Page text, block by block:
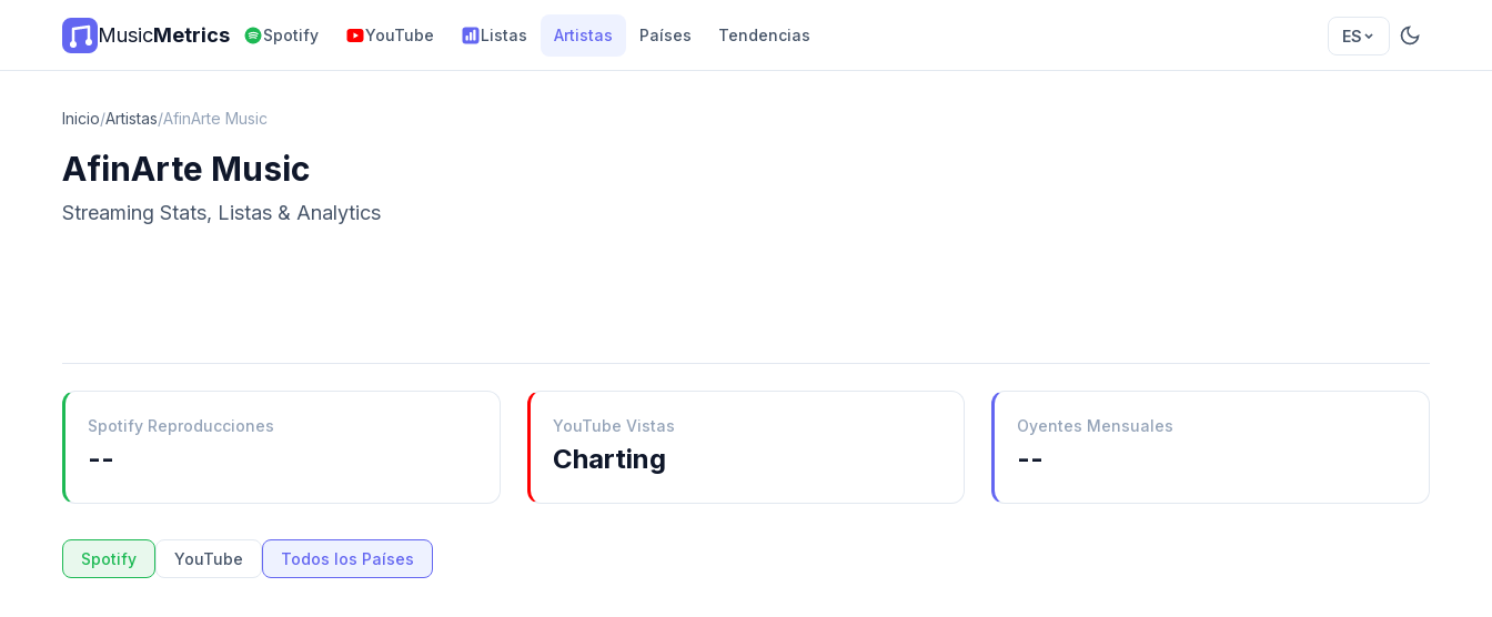
MusicMetrics Spotify YouTube Listas Artistas Países Tendencias ES
Inicio/Artistas/AfinArte Music
AfinArte Music
Streaming Stats, Listas & Analytics
Spotify Reproducciones
--
YouTube Vistas
Charting
Oyentes Mensuales
--
Spotify YouTube Todos los Países